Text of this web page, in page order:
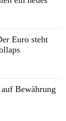
Euro steht
Bewährung